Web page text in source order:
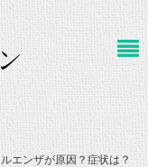
エンザが原因？症状は？